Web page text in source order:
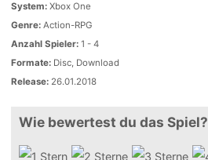
System: Xbox One
Genre: Action-RPG
Anzahl Spieler: 1 - 4
Formate: Disc, Download
Release: 26.01.2018
Wie bewertest du das Spiel?